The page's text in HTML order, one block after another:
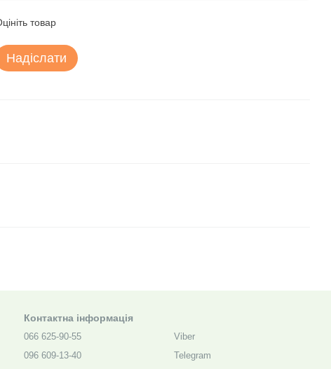
товар
Надіслати
Контактна інформація
066 625-90-55
096 609-13-40
Viber
Telegram